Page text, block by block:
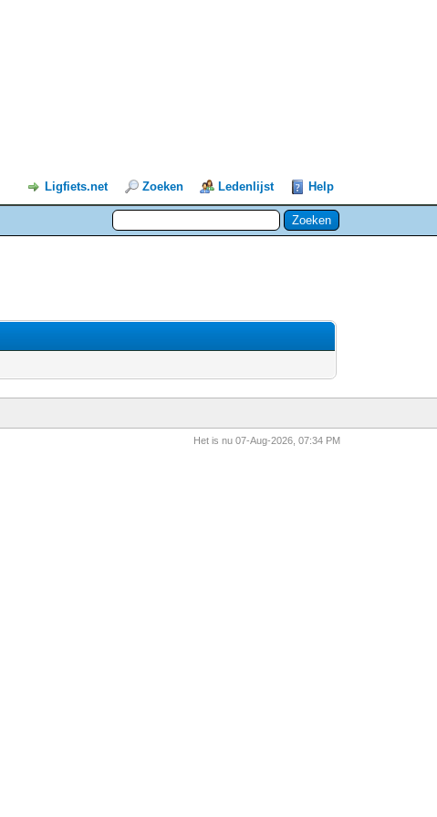
Ligfiets.net Zoeken Ledenlijst Help
Het is nu 07-Aug-2026, 07:34 PM